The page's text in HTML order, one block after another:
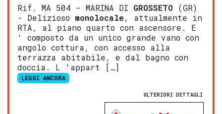
Rif. MA 504 - MARINA DI GROSSETO (GR)
- Delizioso monolocale, attualmente in
RTA, al piano quarto con ascensore. E
' composto da un unico grande vano con
angolo cottura, con accesso alla
terrazza abitabile, e dal bagno con
doccia. L 'appart […]
LEGGI ANCORA
ULTERIORI DETTAGLI